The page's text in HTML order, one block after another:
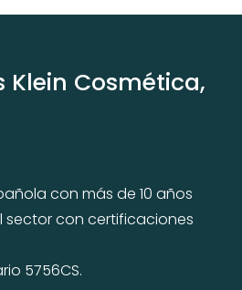
Klein Cosmética,
con más de 10 años
sector con certificaciones
5756CS.